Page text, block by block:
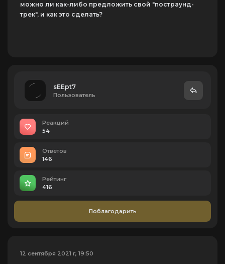
можно ли как-либо предложить свой "постраунд-
трек", и как это сделать?
sEEpt7
Пользователь
Реакций
54
Ответов
146
Рейтинг
416
Поблагодарить
12 сентября 2021 г, 19:50